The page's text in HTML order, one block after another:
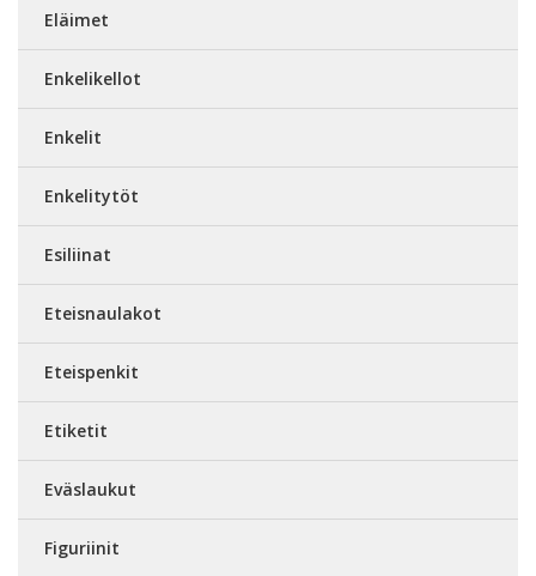
Eläimet
Enkelikellot
Enkelit
Enkelitytöt
Esiliinat
Eteisnaulakot
Eteispenkit
Etiketit
Eväslaukut
Figuriinit